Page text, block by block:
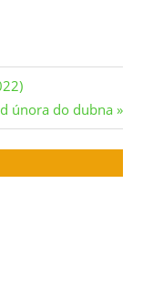
února do dubna